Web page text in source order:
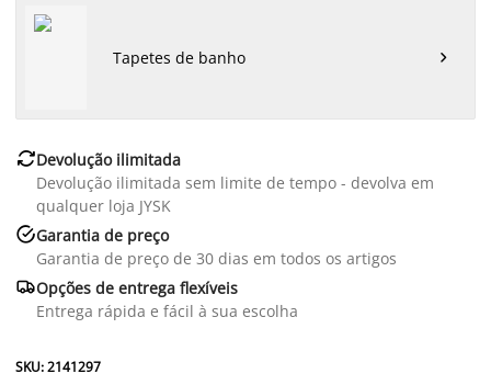
Tapetes de banho 
Devolução ilimitada
Devolução ilimitada sem limite de tempo - devolva em
qualquer loja JYSK
Garantia de preço
Garantia de preço de 30 dias em todos os artigos
Opções de entrega flexíveis
Entrega rápida e fácil à sua escolha
SKU: 2141297